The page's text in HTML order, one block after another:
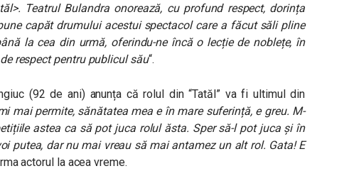
Teatrul Bulandra onorează, cu profund respect, dorința
capăt drumului acestui spectacol care a făcut săli pline
la cea din urmă, oferindu-ne încă o lecție de noblețe, în
respect pentru publicul său“.
(92 de ani) anunța că rolul din “Tatăl” va fi ultimul din
mai permite, sănătatea mea e în mare suferință, e greu. M-
astea ca să pot juca rolul ăsta. Sper să-l pot juca și în
putea, dar nu mai vreau să mai antamez un alt rol. Gata! E
actorul la acea vreme.